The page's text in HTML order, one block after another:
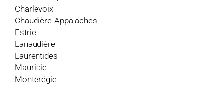
Charlevoix
Chaudière-Appalaches
Estrie
Lanaudière
Laurentides
Mauricie
Montérégie